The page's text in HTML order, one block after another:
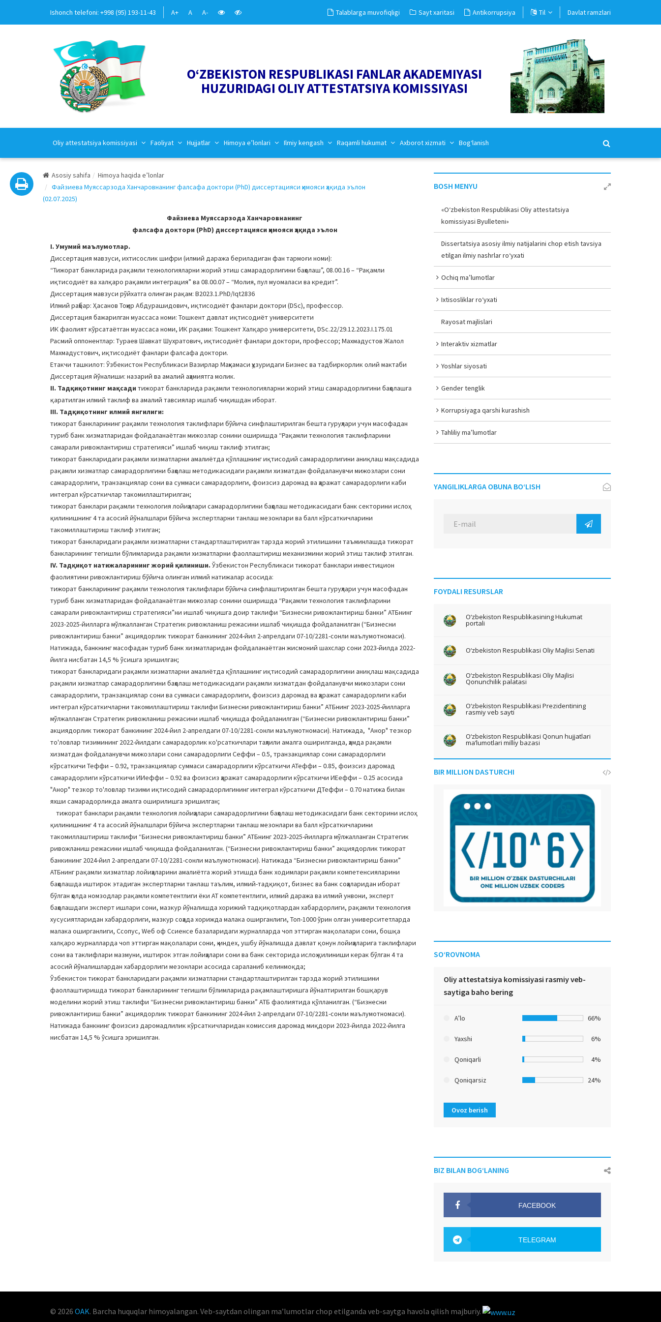
Ishonch telefoni: +998 (95) 193-11-43 A+ A A- Talablarga muvofiqligi Sayt xaritasi Antikorrupsiya Til Davlat ramzlari
O‘ZBEKISTON RESPUBLIKASI FANLAR AKADEMIYASI
HUZURIDAGI OLIY ATTESTATSIYA KOMISSIYASI
Oliy attestatsiya komissiyasi Faoliyat Hujjatlar Himoya e’lonlari Ilmiy kengash Raqamli hukumat Axborot xizmati Bog‘lanish
Asosiy sahifa
Himoya haqida e’lonlar
Файзиева Муяссарзода Ханчаровнанинг фалсафа доктори (PhD) диссертацияси ҳимояси ҳақида эълон
(02.07.2025)
Файзиева Муяссарзода Ханчаровнанинг
фалсафа доктори (PhD) диссертацияси ҳимояси ҳақида эълон
I. Умумий маълумотлар.
Диссертация мавзуси, ихтисослик шифри (илмий даража бериладиган фан тармоғи номи):
“Тижорат банкларида рақамли технологияларни жорий этиш самарадорлигини баҳолаш”, 08.00.16 – “Рақамли
иқтисодиёт ва халқаро рақамли интеграция” ва 08.00.07 – “Молия, пул муомаласи ва кредит”.
Диссертация мавзуси рўйхатга олинган рақам: B2023.1.PhD/Iqt2836
Илмий раҳбар: Ҳасанов Тоҳир Абдурашидович, иқтисодиёт фанлари доктори (DSc), профессор.
Диссертация бажарилган муассаса номи: Тошкент давлат иқтисодиёт университети
ИК фаолият кўрсатаётган муассаса номи, ИК рақами: Тошкент Халқаро университети, DSc.22/29.12.2023.I.175.01
Расмий оппонентлар: Тураев Шавкат Шухратович, иқтисодиёт фанлари доктори, профессор; Махмадустов Жалол
Махмадустович, иқтисодиёт фанлари фалсафа доктори.
Етакчи ташкилот: Ўзбекистон Республикаси Вазирлар Маҳкамаси ҳузуридаги Бизнес ва тадбиркорлик олий мактаби
Диссертация йўналиши: назарий ва амалий аҳамиятга молик.
II. Тадқиқотнинг мақсади тижорат банкларида рақамли технологияларни жорий этиш самарадорлигини баҳолашга
қаратилган илмий таклиф ва амалий тавсиялар ишлаб чиқишдан иборат.
III. Тадқиқотнинг илмий янгилиги:
тижорат банкларининг рақамли технология таклифлари бўйича синфлаштирилган бешта гуруҳлари учун масофадан
туриб банк хизматларидан фойдаланаётган мижозлар сонини оширишда “Рақамли технология таклифларини
самарали ривожлантириш стратегияси” ишлаб чиқиш таклиф этилган;
тижорат банкларидаги рақамли хизматларни амалиётда қўллашнинг иқтисодий самарадорлигини аниқлаш мақсадида
рақамли хизматлар самарадорлигини баҳолаш методикасидаги рақамли хизматдан фойдаланувчи мижозлари сони
самарадорлиги, транзакциялар сони ва суммаси самарадорлиги, фоизсиз даромад ва ҳаражат самарадорлиги каби
интеграл кўрсаткичлар такомиллаштирилган;
тижорат банклари рақамли технология лойиҳалари самарадорлигини баҳолаш методикасидаги банк секторини ислоҳ
қилинишнинг 4 та асосий йўналшлари бўйича экспертларни танлаш мезонлари ва балл кўрсаткичларини
такомиллаштириш таклиф этилган;
тижорат банкларидаги рақамли хизматларни стандартлаштирилган тарзда жорий этилишини таъминлашда тижорат
банкларининг тегишли бўлимларида рақамли хизматларни фаоллаштириш механизмини жорий этиш таклиф этилган.
IV. Тадқиқот натижаларининг жорий қилиниши. Ўзбекистон Республикаси тижорат банклари инвестицион
фаолиятини ривожлантириш бўйича олинган илмий натижалар асосида:
тижорат банкларининг рақамли технология таклифлари бўйича синфлаштирилган бешта гуруҳлари учун масофадан
туриб банк хизматларидан фойдаланаётган мижозлар сонини оширишда “Рақамли технология таклифларини
самарали ривожлантириш стратегияси”ни ишлаб чиқишга доир таклифи “Бизнесни ривожлантириш банки” АТБнинг
2023-2025-йилларга мўлжалланган Стратегик ривожланиш режасини ишлаб чиқишда фойдаланилган (“Бизнесни
ривожлантириш банки” акциядорлик тижорат банкининг 2024-йил 2-апрелдаги 07-10/2281-сонли маълумотномаси).
Натижада, банкнинг масофадан туриб банк хизматларидан фойдаланаётган жисмоний шахслар сони 2023-йилда 2022-
йилга нисбатан 14,5 % ўсишга эришилган;
тижорат банкларидаги рақамли хизматларни амалиётда қўллашнинг иқтисодий самарадорлигини аниқлаш мақсадида
рақамли хизматлар самарадорлигини баҳолаш методикасидаги рақамли хизматдан фойдаланувчи мижозлари сони
самарадорлиги, транзакциялар сони ва суммаси самарадорлиги, фоизсиз даромад ва ҳаражат самарадорлиги каби
интеграл кўрсаткичларни такомиллаштириш таклифи Бизнесни ривожлантириш банки” АТБнинг 2023-2025-йилларга
мўлжалланган Стратегик ривожланиш режасини ишлаб чиқишда фойдаланилган (“Бизнесни ривожлантириш банки”
акциядорлик тижорат банкининг 2024-йил 2-апрелдаги 07-10/2281-сонли маълумотномаси). Натижада, "Анор" тезкор
то'ловлар тизимининг 2022-йилдаги самарадорлик ко'рсаткичлари таҳлили амалга оширилганда, ҳамда рақамли
хизматдан фойдаланувчи мижозлари сони самарадорлиги Cеффи – 0.5, транзакциялар сони самарадорлиги
кўрсаткичи Теффи – 0.92, транзакциялар суммаси самарадорлиги кўрсаткичи АТеффи – 0.85, фоизсиз даромад
самарадорлиги кўрсаткичи ИИеффи – 0.92 ва фоизсиз ҳаражат самарадорлиги кўрсаткичи ИЕеффи – 0.25 асосида
"Анор" тезкор то'ловлар тизими иқтисодий самарадорлигининг интеграл кўрсаткичи ДТеффи – 0.70 натижа билан
яхши самарадорликда амалга оширилишга эришилган;
тижорат банклари рақамли технология лойиҳалари самарадорлигини баҳолаш методикасидаги банк секторини ислоҳ
қилинишнинг 4 та асосий йўналшлари бўйича экспертларни танлаш мезонлари ва балл кўрсаткичларини
такомиллаштириш таклифи “Бизнесни ривожлантириш банки” АТБнинг 2023-2025-йилларга мўлжалланган Стратегик
ривожланиш режасини ишлаб чиқишда фойдаланилган. (“Бизнесни ривожлантириш банки” акциядорлик тижорат
банкининг 2024-йил 2-апрелдаги 07-10/2281-сонли маълумотномаси). Натижада “Бизнесни ривожлантириш банки”
АТБнинг рақамли хизматлар лойиҳаларини амалиётга жорий этишда банк ходимлари рақамли компетенсияларини
баҳолашда иштирок этадиган экспертларни танлаш таълим, илмий-тадқиқот, бизнес ва банк соҳаларидан иборат
бўлган ҳолда номзодлар рақамли компетентлиги ёки АТ компетентлиги, илмий даража ва илмий унвони, эксперт
баҳолашдаги эксперт ишлари сони, мазкур йўналишда хорижий тадқиқотлардан хабардорлиги, рақамли технология
хусусиятларидан хабардорлиги, мазкур соҳада хорижда малака оширганлиги, Топ-1000 ўрин олган университетларда
малака оширганлиги, Сcопус, Wеб оф Сcиенcе базаларидаги журналларда чоп эттирган мақолалари сони, бошқа
халқаро журналларда чоп эттирган мақолалари сони, ҳ-индех, ушбу йўналишда давлат қонун лойиҳаларига таклифлари
сони ва таклифлари мазмуни, иштирок этган лойиҳалари сони ва банк секторида ислоҳ қилиниши керак бўлган 4 та
асосий йўналишлардан хабардорлиги мезонлари асосида сараланиб келинмоқда;
Ўзбекистон тижорат банкларидаги рақамли хизматларни стандартлаштирилган тарзда жорий этилишини
фаоллаштиришда тижорат банкларининг тегишли бўлимларида рақамлаштиришга йўналтирилган бошқарув
моделини жорий этиш таклифи “Бизнесни ривожлантириш банки” АТБ фаолиятида қўлланилган. (“Бизнесни
ривожлантириш банки” акциядорлик тижорат банкининг 2024-йил 2-апрелдаги 07-10/2281-сонли маълумотномаси).
Натижада банкнинг фоизсиз даромадлилик кўрсаткичларидан комиссия даромад миқдори 2023-йилда 2022-йилга
нисбатан 14,5 % ўсишга эришилган.
BOSH MENYU
«O‘zbekiston Respublikasi Oliy attestatsiya
komissiyasi Byulleteni»
Dissertatsiya asosiy ilmiy natijalarini chop etish tavsiya
etilgan ilmiy nashrlar ro‘yxati
Ochiq ma’lumotlar
Ixtisosliklar ro‘yxati
Rayosat majlislari
Interaktiv xizmatlar
Yoshlar siyosati
Gender tenglik
Korrupsiyaga qarshi kurashish
Tahliliy ma’lumotlar
YANGILIKLARGA OBUNA BO‘LISH
FOYDALI RESURSLAR
O‘zbekiston Respublikasining Hukumat
portali
O‘zbekiston Respublikasi Oliy Majlisi Senati
O‘zbekiston Respublikasi Oliy Majlisi
Qonunchilik palatasi
O‘zbekiston Respublikasi Prezidentining
rasmiy veb sayti
O‘zbekiston Respublikasi Qonun hujjatlari
ma’lumotlari milliy bazasi
BIR MILLION DASTURCHI
SO‘ROVNOMA
Oliy attestatsiya komissiyasi rasmiy veb-
saytiga baho bering
A’lo 66%
Yaxshi 6%
Qoniqarli 4%
Qoniqarsiz 24%
Ovoz berish
BIZ BILAN BOG‘LANING
FACEBOOK
TELEGRAM
© 2026 OAK. Barcha huquqlar himoyalangan. Veb-saytdan olingan maʼlumotlar chop etilganda veb-saytga havola qilish majburiy.